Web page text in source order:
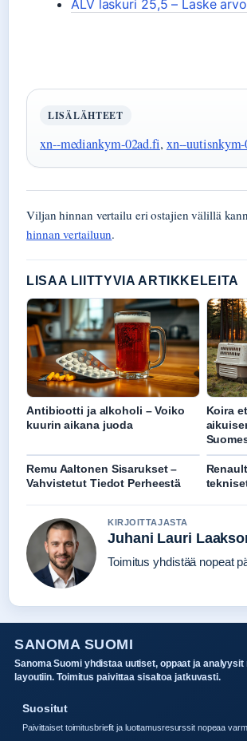
ALV laskuri 25,5 – Laske
LISÄLÄHTEET
xn--mediankym-02ad.fi, xn--
Viljan hinnan vertailu eri ostajien välillä
hinnan vertailuun.
LISAA LIITTYVIA ARTIKKELEITA
Antibiootti ja alkoholi – Voiko
kuurin aikana juoda
Koira
Remu Aaltonen Sisarukset –
Vahvistetut Tiedot Perheestä
KIRJOITTAJASTA
Juhani Lauri
Toimitus yhdistää nopeat
SANOMA SUOMI
Sanoma Suomi yhdistaa uutiset, oppaat ja
layoutiin. Toimitus paivittaa sisaltoa jatkuvasti.
Suositut
Paivittaiset toimitusbriefit ja luottamusresurssit nopeaa